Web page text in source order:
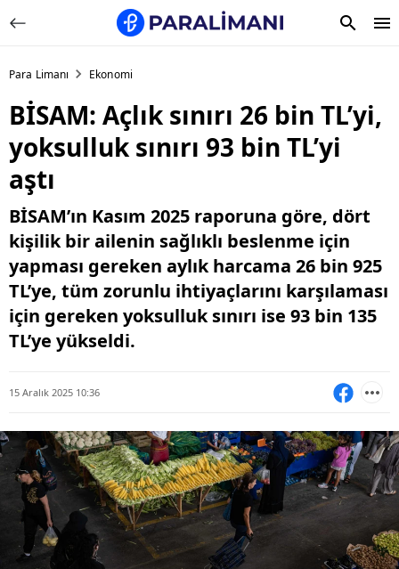
Para Limanı Ekonomi
BİSAM: Açlık sınırı 26 bin TL’yi,
yoksulluk sınırı 93 bin TL’yi
aştı
BİSAM’ın Kasım 2025 raporuna göre, dört
kişilik bir ailenin sağlıklı beslenme için
yapması gereken aylık harcama 26 bin 925
TL’ye, tüm zorunlu ihtiyaçlarını karşılaması
için gereken yoksulluk sınırı ise 93 bin 135
TL’ye yükseldi.
15 Aralık 2025 10:36